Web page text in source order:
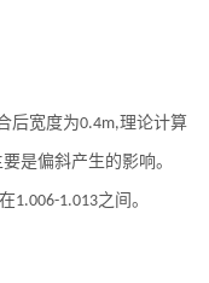
后宽度为0.4m,理论计算
是偏斜产生的影响。
1.006-1.013之间 。